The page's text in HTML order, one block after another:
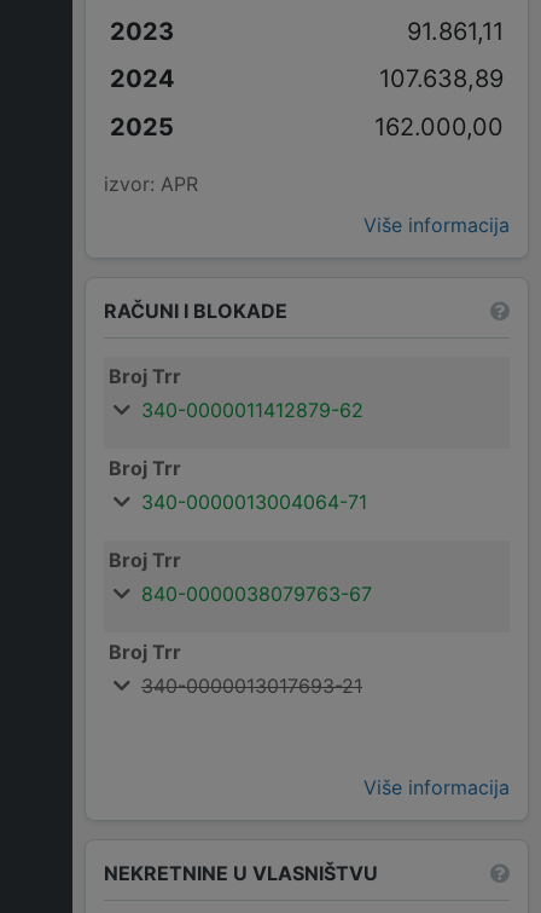
91.861,11
107.638,89
162.000,00
izvor: APR
Više informacija
RAČUNI I BLOKADE
Broj Trr
340-0000011412879-62
Broj Trr
340-0000013004064-71
Broj Trr
840-0000038079763-67
Broj Trr
340-0000013017693-21
Više informacija
NEKRETNINE U VLASNIŠTVU